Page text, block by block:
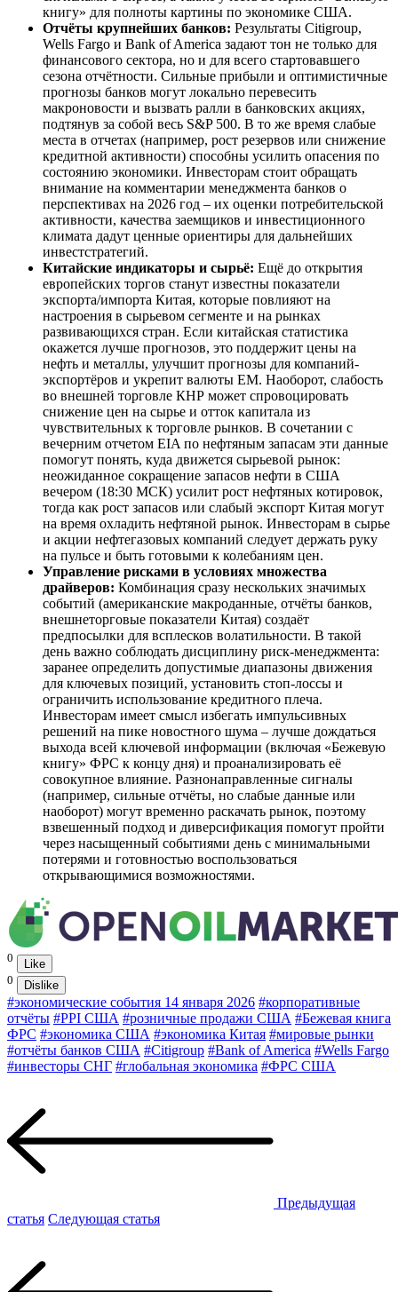
книгу» для полноты картины по экономике США.
Отчёты крупнейших банков: Результаты Citigroup,
Wells Fargo и Bank of America задают тон не только для
финансового сектора, но и для всего стартовавшего
сезона отчётности. Сильные прибыли и оптимистичные
прогнозы банков могут локально перевесить
макроновости и вызвать ралли в банковских акциях,
подтянув за собой весь S&P 500. В то же время слабые
места в отчетах (например, рост резервов или снижение
кредитной активности) способны усилить опасения по
состоянию экономики. Инвесторам стоит обращать
внимание на комментарии менеджмента банков о
перспективах на 2026 год – их оценки потребительской
активности, качества заемщиков и инвестиционного
климата дадут ценные ориентиры для дальнейших
инвестстратегий.
Китайские индикаторы и сырьё: Ещё до открытия
европейских торгов станут известны показатели
экспорта/импорта Китая, которые повлияют на
настроения в сырьевом сегменте и на рынках
развивающихся стран. Если китайская статистика
окажется лучше прогнозов, это поддержит цены на
нефть и металлы, улучшит прогнозы для компаний-
экспортёров и укрепит валюты EM. Наоборот, слабость
во внешней торговле КНР может спровоцировать
снижение цен на сырье и отток капитала из
чувствительных к торговле рынков. В сочетании с
вечерним отчетом EIA по нефтяным запасам эти данные
помогут понять, куда движется сырьевой рынок:
неожиданное сокращение запасов нефти в США
вечером (18:30 МСК) усилит рост нефтяных котировок,
тогда как рост запасов или слабый экспорт Китая могут
на время охладить нефтяной рынок. Инвесторам в сырье
и акции нефтегазовых компаний следует держать руку
на пульсе и быть готовыми к колебаниям цен.
Управление рисками в условиях множества
драйверов: Комбинация сразу нескольких значимых
событий (американские макроданные, отчёты банков,
внешнеторговые показатели Китая) создаёт
предпосылки для всплесков волатильности. В такой
день важно соблюдать дисциплину риск-менеджмента:
заранее определить допустимые диапазоны движения
для ключевых позиций, установить стоп-лоссы и
ограничить использование кредитного плеча.
Инвесторам имеет смысл избегать импульсивных
решений на пике новостного шума – лучше дождаться
выхода всей ключевой информации (включая «Бежевую
книгу» ФРС к концу дня) и проанализировать её
совокупное влияние. Разнонаправленные сигналы
(например, сильные отчёты, но слабые данные или
наоборот) могут временно раскачать рынок, поэтому
взвешенный подход и диверсификация помогут пройти
через насыщенный событиями день с минимальными
потерями и готовностью воспользоваться
открывающимися возможностями.
0
Like
0
Dislike
#экономические события 14 января 2026 #корпоративные
отчёты #PPI США #розничные продажи США #Бежевая книга
ФРС #экономика США #экономика Китая #мировые рынки
#отчёты банков США #Citigroup #Bank of America #Wells Fargo
#инвесторы СНГ #глобальная экономика #ФРС США
Предыдущая
статья Следующая статья